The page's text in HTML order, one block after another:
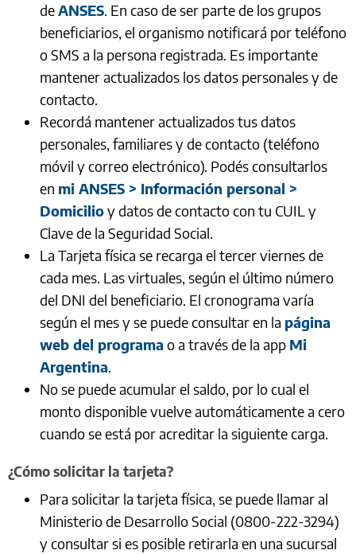
deANSES. En caso de ser parte de los grupos
beneficiarios, el organismo notificará por teléfono
o SMS a la persona registrada. Es importante
mantener actualizados los datos personales y de
contacto.
Recordá mantener actualizados tus datos
personales, familiares y de contacto (teléfono
móvil y correo electrónico). Podés consultarlos
en mi ANSES > Información personal >
Domicilioy datos de contacto con tu CUIL y
Clave de la Seguridad Social.
La Tarjeta física se recarga el tercer viernes de
cada mes. Las virtuales, según el último número
del DNI del beneficiario. El cronograma varía
según el mes y se puede consultar en la página
web del programa o a través de la app Mi
Argentina.
No se puede acumular el saldo, por lo cual el
monto disponible vuelve automáticamente a cero
cuando se está por acreditar la siguiente carga.
¿Cómo solicitar la tarjeta?
Para solicitar la tarjeta física, se puede llamar al
Ministerio de Desarrollo Social (0800-222-3294)
y consultar si es posible retirarla en una sucursal